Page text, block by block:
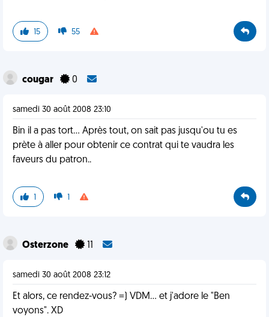
15 55
cougar 0
samedi 30 août 2008 23:10
Bin il a pas tort... Après tout, on sait pas jusqu'ou tu es
prète à aller pour obtenir ce contrat qui te vaudra les
faveurs du patron..
1 1
Osterzone
samedi 30 août 2008 23:12
Et alors, ce rendez-vous? =) VDM... et j'adore le "Ben
voyons". XD